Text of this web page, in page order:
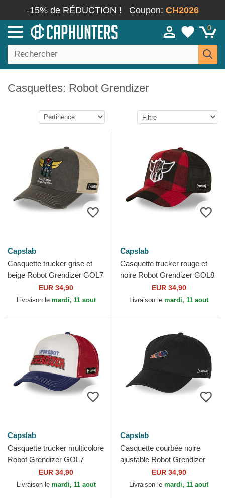
-15% de RÉDUCTION ! Coupon: CH2026
0
Casquettes: Robot Grendizer
Capslab
Casquette trucker grise et
beige Robot Grendizer GOL7
GOLB Capslab
EUR 34,90
Livraison le mardi, 11 aout
Capslab
Casquette trucker rouge et
noire Robot Grendizer GOL8
HEA CapslabEUR 34,90
Livraison le mardi, 11 aout
Capslab
Casquette trucker multicolore
Robot Grendizer GOL7
UFOB Capslab
EUR 34,90
Livraison le mardi, 11 aout
Capslab
Casquette courbée noire
ajustable Robot Grendizer
GOL7 FULB Capslab
EUR 34,90
Livraison le mardi, 11 aout